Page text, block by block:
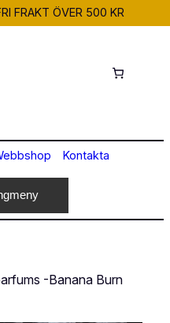
FRAKT ÖVER 500 KR
Kontakta
-Banana Burn